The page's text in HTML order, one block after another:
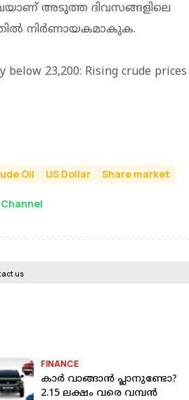
അടുത്ത ദിവസങ്ങളിലെ
നിർണായകമാകുക.
23,200: Rising crude prices
Oil US Dollar Share market
us
FINANCE
കാർ വാങ്ങാൻ പ്ലാനുണ്ടോ?
2.15 ലക്ഷം വരെ വമ്പൻ